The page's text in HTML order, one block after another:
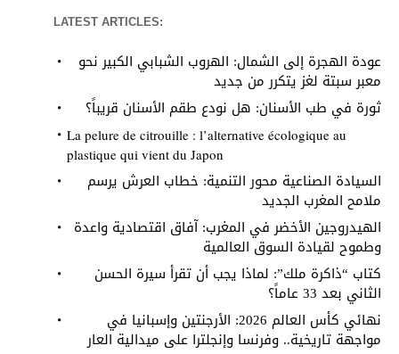
LATEST ARTICLES:
عودة الهجرة إلى الشمال: الهروب الشبابي الكبير نحو
معبر سبتة لغز يتكرر من جديد
ثورة في طب الأسنان: هل نودع طقم الأسنان قريباً؟
La pelure de citrouille : l’alternative écologique au
plastique qui vient du Japon
السيادة الصناعية محور التنمية: خطاب العرش يرسم
ملامح المغرب الجديد
الهيدروجين الأخضر في المغرب: آفاق اقتصادية واعدة
وطموح لقيادة السوق العالمية
كتاب “ذاكرة ملك”: لماذا يجب أن تقرأ سيرة الحسن
الثاني بعد 33 عاماً؟
نهائي كأس العالم 2026: الأرجنتين وإسبانيا في
مواجهة تاريخية.. وفرنسا وإنجلترا على ميدالية العار